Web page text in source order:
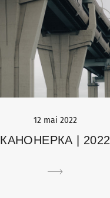
12 mai 2022
КАНОНЕРКА | 2022